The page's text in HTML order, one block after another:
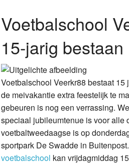
Voetbalschool
15-jarig bestaan
Voetbalschool Veerkr88 bestaat 15
de meivakantie extra feestelijk te
gebeuren is nog een verrassing.
speciaal jubileumtenue is voor alle
voetbaltweedaagse is op
sportpark De Swadde in Buitenpost.
voetbalschool kan vrijdagmiddag